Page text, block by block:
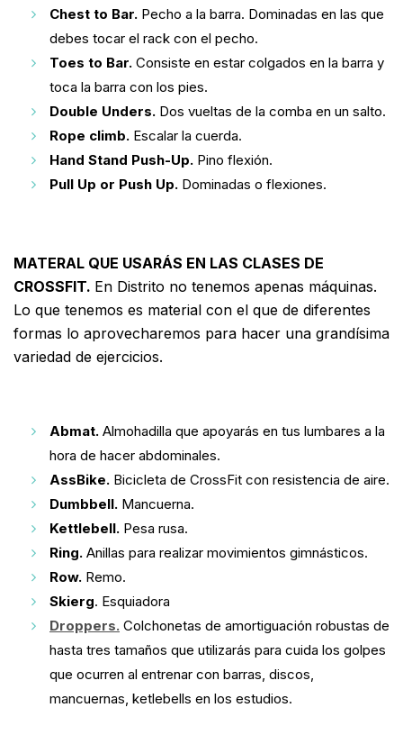
Chest to Bar. Pecho a la barra. Dominadas en las que
debes tocar el rack con el pecho.
Toes to Bar. Consiste en estar colgados en la barra y
toca la barra con los pies.
Double Unders. Dos vueltas de la comba en un salto.
Rope climb. Escalar la cuerda.
Hand Stand Push-Up. Pino flexión.
Pull Up or Push Up. Dominadas o flexiones.
MATERAL QUE USARÁS EN LAS CLASES DE
CROSSFIT. En Distrito no tenemos apenas máquinas.
Lo que tenemos es material con el que de diferentes
formas lo aprovecharemos para hacer una grandísima
variedad de ejercicios.
Abmat. Almohadilla que apoyarás en tus lumbares a la
hora de hacer abdominales.
AssBike. Bicicleta de CrossFit con resistencia de aire.
Dumbbell. Mancuerna.
Kettlebell. Pesa rusa.
Ring. Anillas para realizar movimientos gimnásticos.
Row. Remo.
Skierg. Esquiadora
Droppers. Colchonetas de amortiguación robustas de
hasta tres tamaños que utilizarás para cuida los golpes
que ocurren al entrenar con barras, discos,
mancuernas, ketlebells en los estudios.